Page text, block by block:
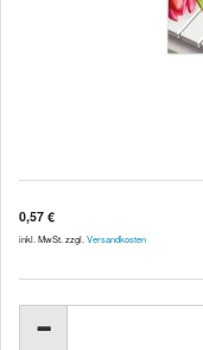
0,57 €
inkl. MwSt. zzgl. Versandkosten